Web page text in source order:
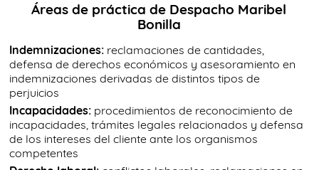
Áreas de práctica de Despacho Maribel
Bonilla
Indemnizaciones: reclamaciones de cantidades,
defensa de derechos económicos y asesoramiento en
indemnizaciones derivadas de distintos tipos de
perjuicios
Incapacidades: procedimientos de reconocimiento de
incapacidades, trámites legales relacionados y defensa
de los intereses del cliente ante los organismos
competentes